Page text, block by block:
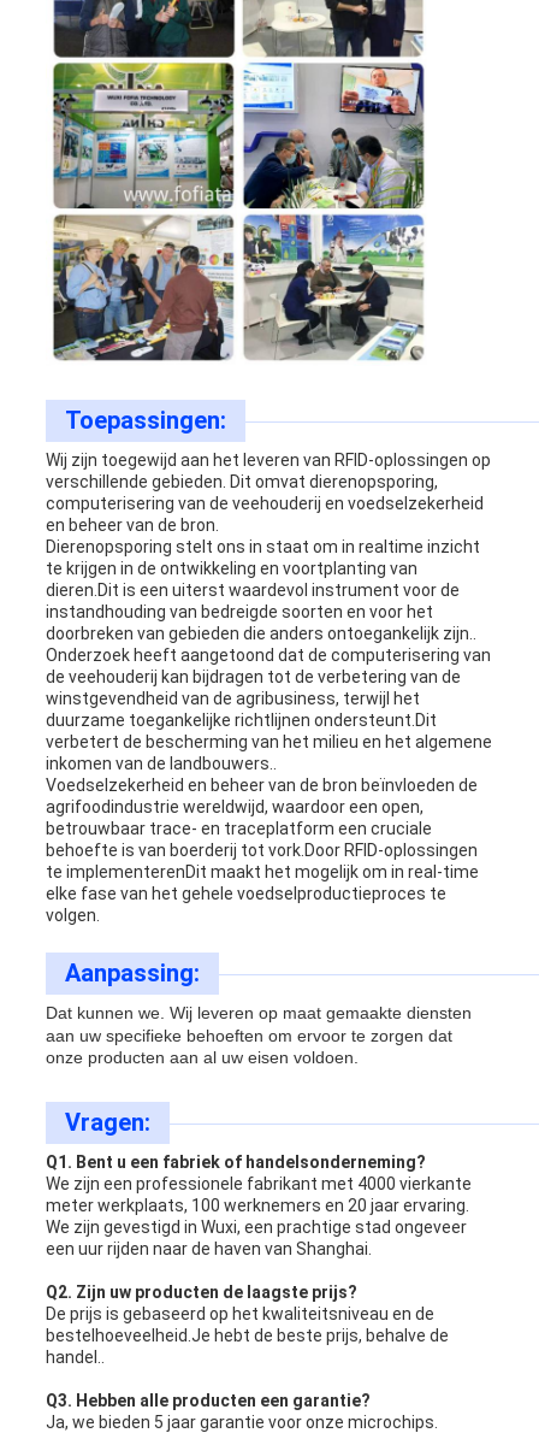
Toepassingen:
Wij zijn toegewijd aan het leveren van RFID-oplossingen op
verschillende gebieden. Dit omvat dierenopsporing,
computerisering van de veehouderij en voedselzekerheid
en beheer van de bron.
Dierenopsporing stelt ons in staat om in realtime inzicht
te krijgen in de ontwikkeling en voortplanting van
dieren.Dit is een uiterst waardevol instrument voor de
instandhouding van bedreigde soorten en voor het
doorbreken van gebieden die anders ontoegankelijk zijn..
Onderzoek heeft aangetoond dat de computerisering van
de veehouderij kan bijdragen tot de verbetering van de
winstgevendheid van de agribusiness, terwijl het
duurzame toegankelijke richtlijnen ondersteunt.Dit
verbetert de bescherming van het milieu en het algemene
inkomen van de landbouwers..
Voedselzekerheid en beheer van de bron beïnvloeden de
agrifoodindustrie wereldwijd, waardoor een open,
betrouwbaar trace- en traceplatform een cruciale
behoefte is van boerderij tot vork.Door RFID-oplossingen
te implementerenDit maakt het mogelijk om in real-time
elke fase van het gehele voedselproductieproces te
volgen.
Aanpassing:
Dat kunnen we. Wij leveren op maat gemaakte diensten
aan uw specifieke behoeften om ervoor te zorgen dat
onze producten aan al uw eisen voldoen.
Vragen:
Q1. Bent u een fabriek of handelsonderneming?
We zijn een professionele fabrikant met 4000 vierkante
meter werkplaats, 100 werknemers en 20 jaar ervaring.
We zijn gevestigd in Wuxi, een prachtige stad ongeveer
een uur rijden naar de haven van Shanghai.
Q2. Zijn uw producten de laagste prijs?
De prijs is gebaseerd op het kwaliteitsniveau en de
bestelhoeveelheid.Je hebt de beste prijs, behalve de
handel..
Q3. Hebben alle producten een garantie?
Ja, we bieden 5 jaar garantie voor onze microchips.